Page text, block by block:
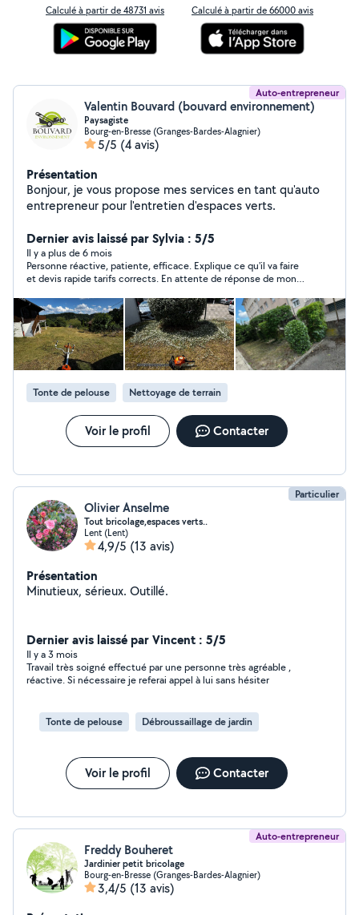
Calculé à partir de 48731 avis Calculé à partir de 66000 avis
Auto-entrepreneur
Valentin Bouvard (bouvard environnement)
Paysagiste
Bourg-en-Bresse (Granges-Bardes-Alagnier)
5/5 (4 avis)
Présentation
Bonjour, je vous propose mes services en tant qu'auto
entrepreneur pour l'entretien d'espaces verts.
Dernier avis laissé par Sylvia : 5/5
Il y a plus de 6 mois
Personne réactive, patiente, efficace. Explique ce qu'il va faire
et devis rapide tarifs corrects. En attente de réponse de mon
Donc à suivre.
Tonte de pelouse Nettoyage de terrain
Voir le profil Contacter
Particulier
Olivier Anselme
Tout bricolage,espaces verts..
Lent (Lent)
4,9/5 (13 avis)
Présentation
Minutieux, sérieux. Outillé.
Dernier avis laissé par Vincent : 5/5
Il y a 3 mois
Travail très soigné effectué par une personne très agréable ,
réactive. Si nécessaire je referai appel à lui sans hésiter
Tonte de pelouse Débroussaillage de jardin
Voir le profil Contacter
Auto-entrepreneur
Freddy Bouheret
Jardinier petit bricolage
Bourg-en-Bresse (Granges-Bardes-Alagnier)
3,4/5 (13 avis)